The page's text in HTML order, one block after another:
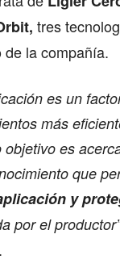
tres
la compañía.
es un
más
es
que
y
por el productor”